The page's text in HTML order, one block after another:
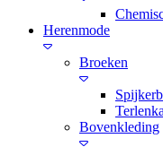
Herenmode
Broeken
Bovenkleding